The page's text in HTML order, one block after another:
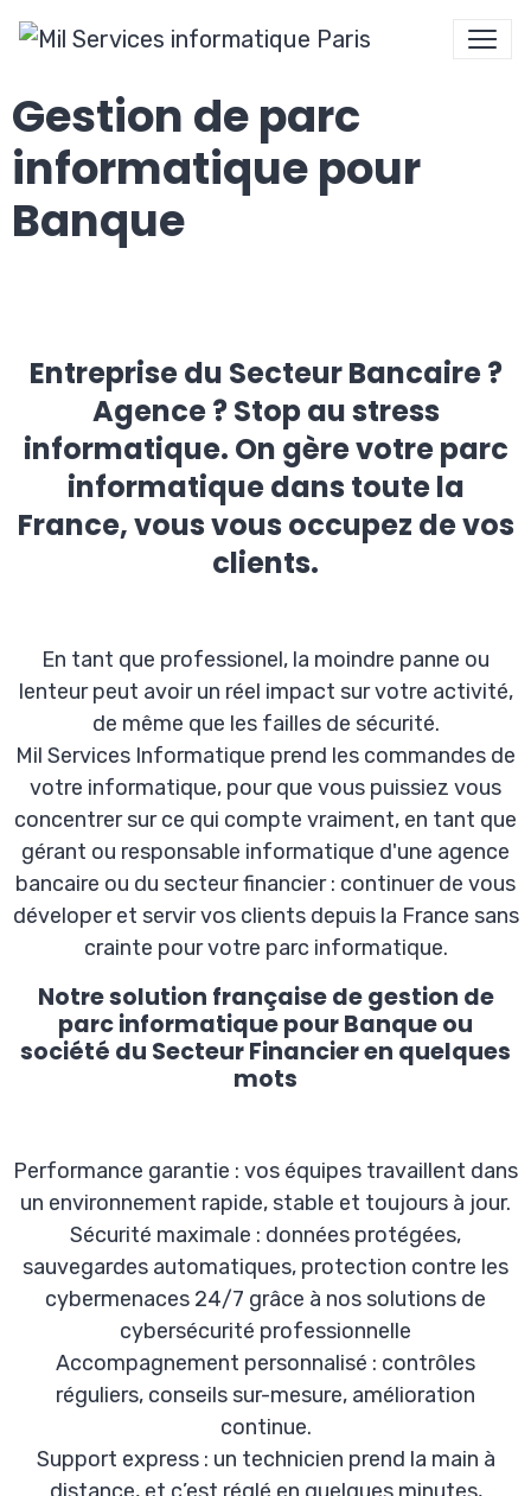
Gestion de parc
informatique pour
Banque
Entreprise du Secteur Bancaire ?
Agence ? Stop au stress
informatique. On gère votre parc
informatique dans toute la
France, vous vous occupez de vos
clients.
En tant que professionel, la moindre panne ou
lenteur peut avoir un réel impact sur votre activité,
de même que les failles de sécurité.
Mil Services Informatique prend les commandes de
votre informatique, pour que vous puissiez vous
concentrer sur ce qui compte vraiment, en tant que
gérant ou responsable informatique d'une agence
bancaire ou du secteur financier : continuer de vous
déveloper et servir vos clients depuis la France sans
crainte pour votre parc informatique.
Notre solution française de gestion de
parc informatique pour Banque ou
société du Secteur Financier en quelques
mots
Performance garantie : vos équipes travaillent dans
un environnement rapide, stable et toujours à jour.
Sécurité maximale : données protégées,
sauvegardes automatiques, protection contre les
cybermenaces 24/7 grâce à nos solutions de
cybersécurité professionnelle
Accompagnement personnalisé : contrôles
réguliers, conseils sur-mesure, amélioration
continue.
Support express : un technicien prend la main à